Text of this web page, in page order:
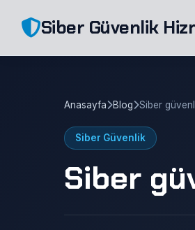
Siber Güvenlik
Anasayfa Blog Siber
Siber Güvenlik
Siber